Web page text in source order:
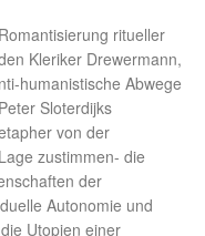
ritueller
Kleriker Drewermann,
humanistische Abwege
Sloterdijks
von der
zustimmen- die
der
Autonomie und
Utopien einer